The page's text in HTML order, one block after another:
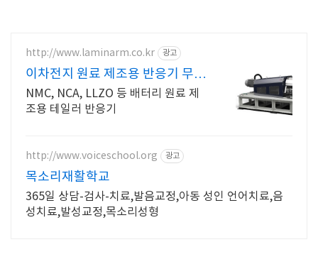
http://www.laminarm.co.kr 광고
이차전지 원료 제조용 반응기 무상
샘플테스트
NMC, NCA, LLZO 등 배터리 원료 제
조용 테일러 반응기
http://www.voiceschool.org 광고
목소리재활학교
365일 상담-검사-치료,발음교정,아동 성인 언어치료,음
성치료,발성교정,목소리성형